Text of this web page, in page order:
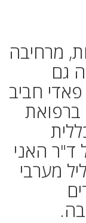
מרחיבה
גם
חביב
ברפואת
ד"ר האני
מערבי